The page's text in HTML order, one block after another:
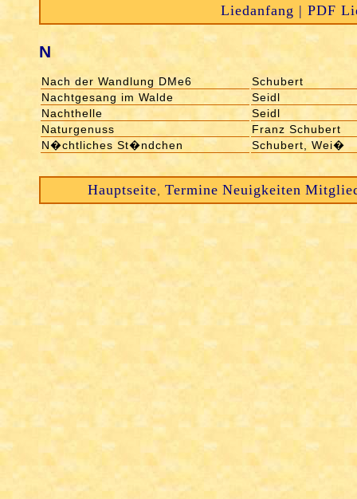
Liedanfang | PDF
N
Nach der Wandlung DMe6
Schubert
Nachtgesang im Walde
Seidl
Nachthelle
Seidl
Naturgenuss
Franz Schubert
N�chtliches St�ndchen
Schubert, Wei�
Hauptseite Termine Neuigkeiten